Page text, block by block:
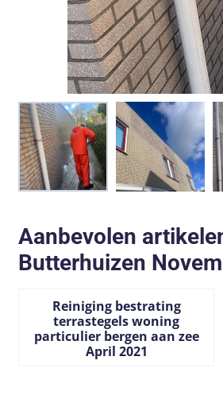
Aanbevolen
Butterhuizen
Reiniging bestrating
terrastegels woning
particulier bergen aan zee
April 2021